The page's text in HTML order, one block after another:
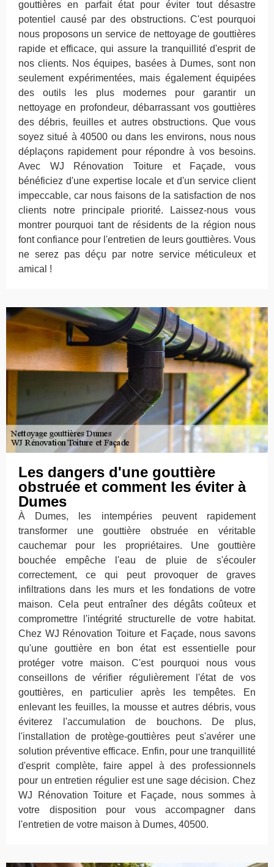
gouttières en parfait état pour éviter tout désastre
potentiel causé par des obstructions. C'est pourquoi
nous proposons un service de nettoyage de gouttières
rapide et efficace, qui assure la tranquillité d'esprit de
nos clients. Nos équipes, basées à Dumes, sont non
seulement expérimentées, mais également équipées
des outils les plus modernes pour garantir un
nettoyage en profondeur, débarrassant vos gouttières
des débris, feuilles et autres obstructions. Que vous
soyez situé à 40500 ou dans les environs, nous nous
déplaçons rapidement pour répondre à vos besoins.
Avec WJ Rénovation Toiture et Façade, vous
bénéficiez d'une expertise locale et d'un service client
impeccable, car nous faisons de la satisfaction de nos
clients notre principale priorité. Laissez-nous vous
montrer pourquoi tant de résidents de la région nous
font confiance pour l'entretien de leurs gouttières. Vous
ne serez pas déçu par notre service méticuleux et
amical !
Les dangers d'une gouttière
obstruée et comment les éviter à
Dumes
À Dumes, les intempéries peuvent rapidement
transformer une gouttière obstruée en véritable
cauchemar pour les propriétaires. Une gouttière
bouchée empêche l'eau de pluie de s'écouler
correctement, ce qui peut provoquer de graves
infiltrations dans les murs et les fondations de votre
maison. Cela peut entraîner des dégâts coûteux et
compromettre l'intégrité structurelle de votre habitat.
Chez WJ Rénovation Toiture et Façade, nous savons
qu'une gouttière en bon état est essentielle pour
protéger votre maison. C'est pourquoi nous vous
conseillons de vérifier régulièrement l'état de vos
gouttières, en particulier après les tempêtes. En
enlevant les feuilles, la mousse et autres débris, vous
éviterez l'accumulation de bouchons. De plus,
l'installation de protège-gouttières peut s'avérer une
solution préventive efficace. Enfin, pour une tranquillité
d'esprit complète, faire appel à des professionnels
pour un entretien régulier est une sage décision. Chez
WJ Rénovation Toiture et Façade, nous sommes à
votre disposition pour vous accompagner dans
l'entretien de votre maison à Dumes, 40500.